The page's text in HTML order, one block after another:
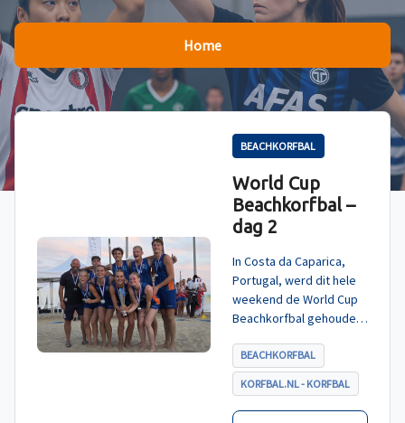
Home
BEACHKORFBAL
World Cup
Beachkorfbal –
dag 2
In Costa da Caparica,
Portugal, werd dit hele
weekend de World Cup
Beachkorfbal gehouden.
tegen België, die
eindigde in shoot-outs,
was het Nederland dat
er met het goud vandoor
BEACHKORFBAL
KORFBAL.NL - KORFBAL